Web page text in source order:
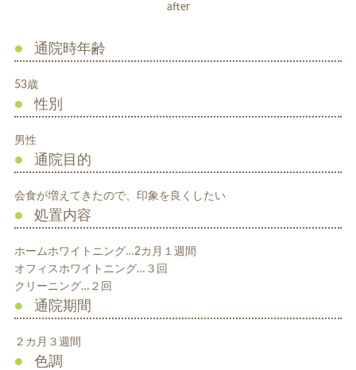
予防歯科
診療時間・アクセス
採用情報
after
通院時年齢
53歳
性別
男性
通院目的
会食が増えてきたので、印象を良くしたい
処置内容
ホームホワイトニング…2カ月１週間
オフィスホワイトニング…３回
クリーニング…２回
通院期間
２カ月３週間
色調